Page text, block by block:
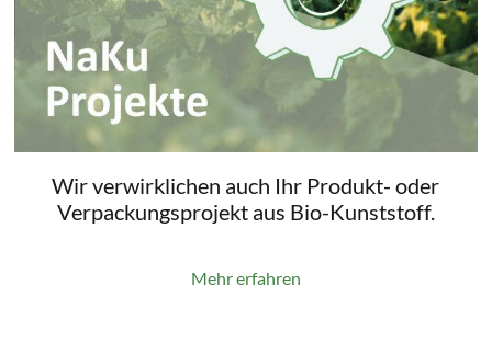
Wir verwirklichen auch Ihr Produkt- oder
Verpackungsprojekt aus Bio-Kunststoff.
Mehr erfahren